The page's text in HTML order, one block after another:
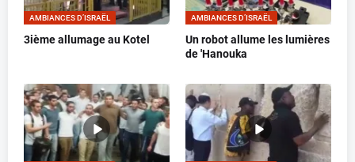
AMBIANCES D’ISRAËL
3ième allumage au Kotel
AMBIANCES D’ISRAËL
Un robot allume les lumières
de 'Hanouka